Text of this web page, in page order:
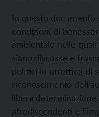
In questo documento
condizioni di
ambientale nelle
siano discusse e
politici in un’ottica di
riconoscimento
libera
afrodiscendenti e